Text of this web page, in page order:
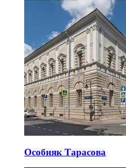
Особняк Тарасова